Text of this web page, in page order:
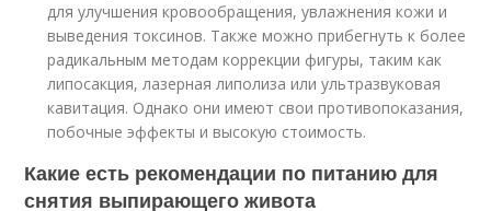
для улучшения кровообращения, увлажнения кожи и
выведения токсинов. Также можно прибегнуть к более
радикальным методам коррекции фигуры, таким как
липосакция, лазерная липолиза или ультразвуковая
кавитация. Однако они имеют свои противопоказания,
побочные эффекты и высокую стоимость.
Какие есть рекомендации по питанию для
снятия выпирающего живота